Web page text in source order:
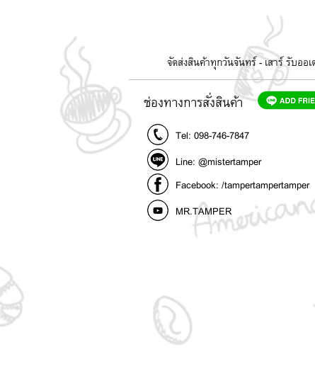
จัดส่งสินค้าทุกวันจันทร์ - เสาร์ รับออ
ช่องทางการสั่งสินค้า
Tel: 098-746-7847
Line: @mistertamper
Facebook: /tampertampertamper
MR.TAMPER